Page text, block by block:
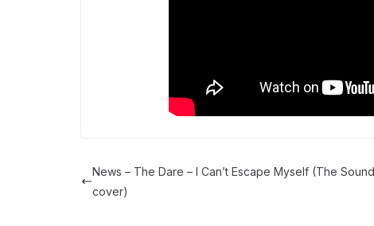
News – The Dare – I Can’t Escape Myself (The Sound
cover)